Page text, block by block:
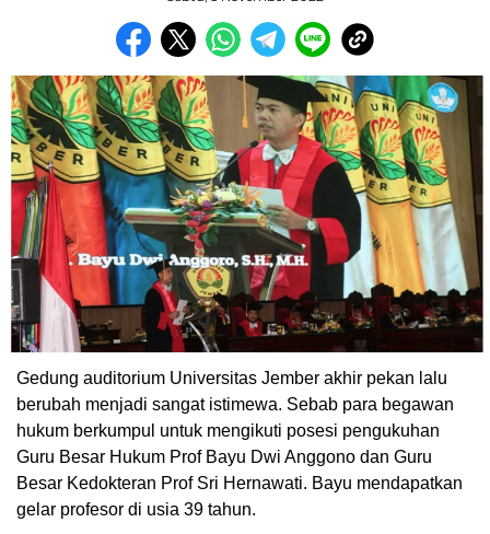
Gedung auditorium Universitas Jember akhir pekan lalu
berubah menjadi sangat istimewa. Sebab para begawan
hukum berkumpul untuk mengikuti posesi pengukuhan
Guru Besar Hukum Prof Bayu Dwi Anggono dan Guru
Besar Kedokteran Prof Sri Hernawati. Bayu mendapatkan
gelar profesor di usia 39 tahun.